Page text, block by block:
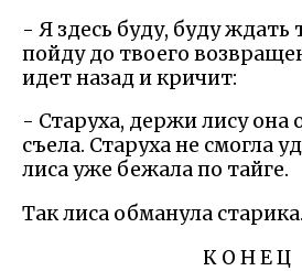
- Я здесь буду, буду ждать
пойду до твоего
идет назад и кричит:
- Старуха, держи лису она
съела. Старуха не смогла
лиса уже бежала по тайге.
Так лиса обманула старика.
К О Н Е Ц